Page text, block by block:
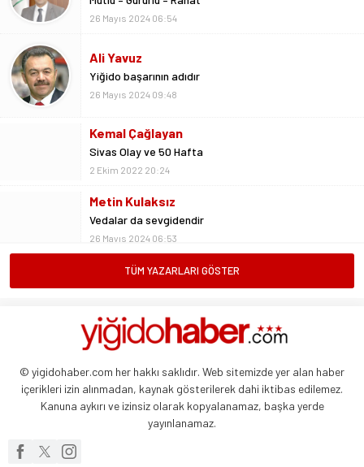
Ali Yavuz
Yiğido başarının adıdır
Kemal Çağlayan
Sivas Olay ve 50 Hafta
Metin Kulaksız
Vedalar da sevgidendir
Mustafa Ateş
“Biz ligde kalacağız”
Böyle ayrılık olmaz
26 Mayıs 2024 06:51
TÜM YAZARLARI GÖSTER
© yigidohaber.com her hakkı saklıdır. Web sitemizde yer alan haber
içerikleri izin alınmadan, kaynak gösterilerek dahi iktibas edilemez.
Kanuna aykırı ve izinsiz olarak kopyalanamaz, başka yerde
yayınlanamaz.